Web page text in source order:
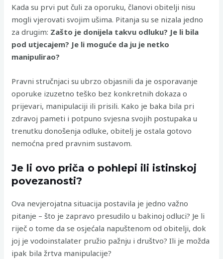
Kada su prvi put čuli za oporuku, članovi obitelji nisu
mogli vjerovati svojim ušima. Pitanja su se nizala jedno
za drugim: Zašto je donijela takvu odluku? Je li bila
pod utjecajem? Je li moguće da ju je netko
manipulirao?
Pravni stručnjaci su ubrzo objasnili da je osporavanje
oporuke izuzetno teško bez konkretnih dokaza o
prijevari, manipulaciji ili prisili. Kako je baka bila pri
zdravoj pameti i potpuno svjesna svojih postupaka u
trenutku donošenja odluke, obitelj je ostala gotovo
nemoćna pred pravnim sustavom.
Je li ovo priča o pohlepi ili istinskoj
povezanosti?
Ova nevjerojatna situacija postavila je jedno važno
pitanje – što je zapravo presudilo u bakinoj odluci? Je li
riječ o tome da se osjećala napuštenom od obitelji, dok
joj je vodoinstalater pružio pažnju i društvo? Ili je možda
ipak bila žrtva manipulacije?